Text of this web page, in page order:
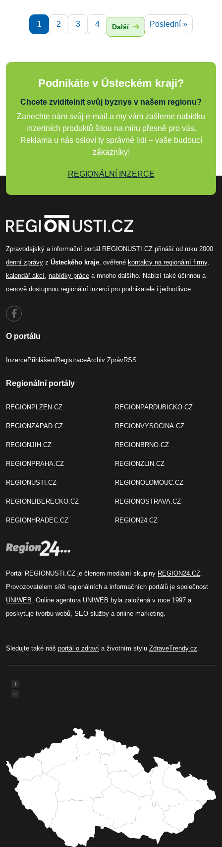
1 2 3 4 Další Poslední »
Podnikáte v Ústeckém kraji?
Chcete zviditelnit svůj byznys v našem regionu?
Zanechte nám svůj e-mail a my vám zašleme nabídku
inzertních produktů šitou na míru přesně pro vás.
Reklama u nás osloví ty správné lidi – vaše budoucí
zákazníky!
REGIONÁLNÍ INZERCE
Zpravodajský a informační portál REGIONUSTI.CZ přináší od roku 2000
denní zprávy z Ústeckého kraje, ověřené kontakty na regionální firmy,
kalendář akcí, nabídky práce a mnoho dalšího. Nabízí také účinnou a
cenově dostupnou regionální inzerci pro podnikatele i jednotlivce.
O portálu
InzercePřihlášeníRegistraceArchiv ZprávRSS
Regionální portály
REGIONPLZEN.CZ
REGIONZAPAD.CZ
REGIONJIH.CZ
REGIONPRAHA.CZ
REGIONUSTI.CZ
REGIONLIBERECKO.CZ
REGIONHRADEC.CZ
REGIONPARDUBICKO.CZ
REGIONVYSOCINA.CZ
REGIONBRNO.CZ
REGIONZLIN.CZ
REGIONOLOMOUC.CZ
REGIONOSTRAVA.CZ
REGION24.CZ
Portál REGIONUSTI.CZ je členem mediální skupiny REGION24.CZ.
Provozovatelem sítě regionálních a informačních portálů je společnost
UNIWEB. Online agentura UNIWEB byla založená v roce 1997 a
poskytuje tvorbu webů, SEO služby a online marketing.
Sledujte také náš portál o zdraví a životním stylu ZdraveTrendy.cz.
+
−